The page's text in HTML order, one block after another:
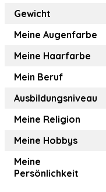
Gewicht
Meine Augenfarbe
Meine Haarfarbe
Mein Beruf
Ausbildungsniveau
Meine Religion
Meine Hobbys
Meine
Persönlichkeit